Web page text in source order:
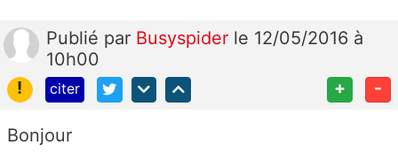
Publié par Busyspider le 12/05/2016 à
10h00
!
citer + -
Bonjour